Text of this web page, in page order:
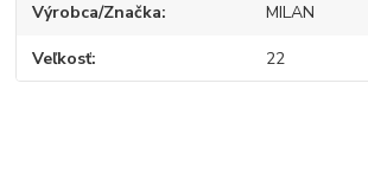
Výrobca/Značka MILAN
Veľkosť 22